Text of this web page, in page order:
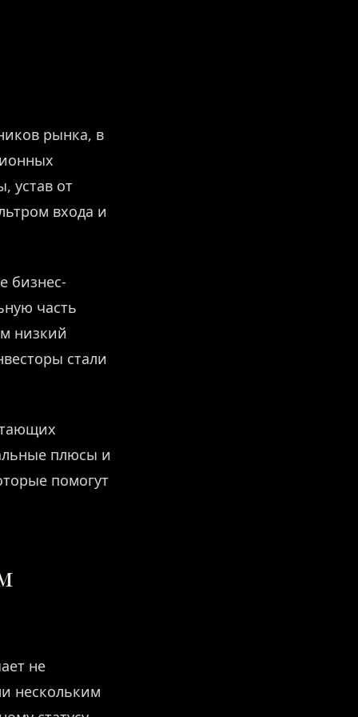
рынка, в
устав от
входа и
бизнес-
часть
низкий
стали
плюсы и
помогут
не
нескольким